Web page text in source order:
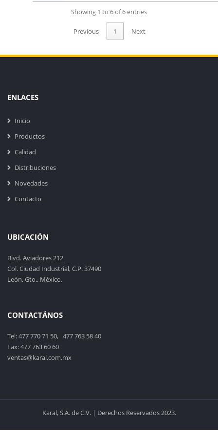
Showing 1 to 6 of 6 entries
Previous 1 Next
ENLACES
Inicio
Productos
Calidad
Distribuciones
Novedades
Contacto
UBICACIÓN
Blvd. Aviadores 212
Col. Ciudad Industrial, C.P. 37490
León, Gto., México.
CONTACTÁNOS
Tel: 477 770 71 50, 477 763 58 40
Fax: 477 763 60 60
ventas@karal.com.mx
Karal, S.A. de C.V. | Derechos Reservados 2023.